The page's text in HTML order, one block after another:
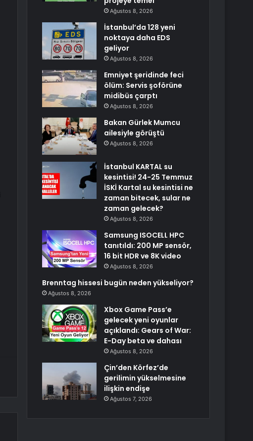
Ağustos 8, 2026
İstanbul’da 128 yeni
noktaya daha EDS
geliyor
Ağustos 8, 2026
Emniyet şeridinde feci
ölüm: Servis şoförüne
midibüs çarptı
Ağustos 8, 2026
Bakan Gürlek Mumcu
ailesiyle görüştü
Ağustos 8, 2026
İstanbul KARTAL su
kesintisi! 24-25 Temmuz
İSKİ Kartal su kesintisi ne
zaman bitecek, sular ne
zaman gelecek?
Ağustos 8, 2026
Samsung ISOCELL HPC
tanıtıldı: 200 MP sensör,
16 bit HDR ve 8K video
Ağustos 8, 2026
Brenntag hissesi bugün neden yükseliyor?
Ağustos 8, 2026
Xbox Game Pass’e
gelecek yeni oyunlar
açıklandı: Gears of War:
E-Day beta ve dahası
Ağustos 8, 2026
Çin’den Körfez’de
gerilimin yükselmesine
ilişkin endişe
Ağustos 7, 2026